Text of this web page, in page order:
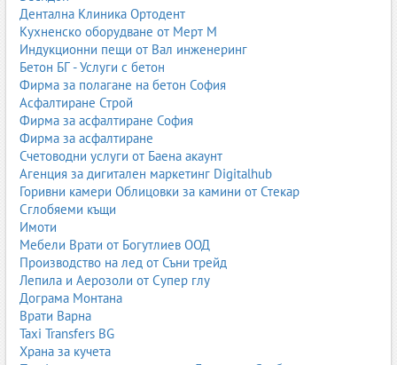
Вижте всички фирми за вътрешен транспорт на
Вътрешен транспорт.
Вътрешен транспорт
Дентална Клиника Ортодент
Кухненско оборудване от Мерт М
Индукционни пещи от Вал инженеринг
Бетон БГ - Услуги с бетон
Фирма за полагане на бетон София
Асфалтиране Строй
Фирма за асфалтиране София
Фирма за асфалтиране
Счетоводни услуги от Баена акаунт
Агенция за дигитален маркетинг Digitalhub
Горивни камери Облицовки за камини от Стекар
Сглобяеми къщи
Имоти
Мебели Врати от Богутлиев ООД
Производство на лед от Съни трейд
Лепила и Аерозоли от Супер глу
Дограма Монтана
Врати Варна
Taxi Transfers BG
Храна за кучета